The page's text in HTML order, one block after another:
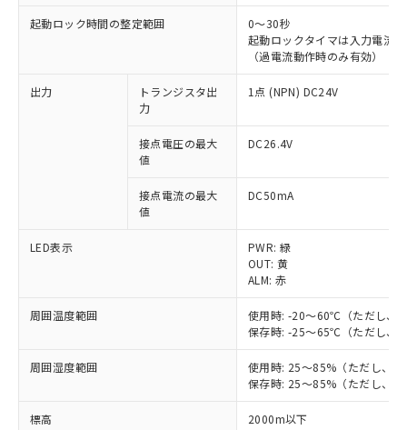
起動ロック時間の整定範囲
0～30秒
起動ロックタイマは入力電流
（過電流動作時のみ有効）
出力
トランジスタ出
力
1点 (NPN) DC24V
接点電圧の最大
値
DC26.4V
接点電流の最大
値
DC50mA
LED表示
PWR: 緑
OUT: 黄
ALM: 赤
周囲温度範囲
使用時: -20～60℃（ただし、
保存時: -25～65℃（ただし、
周囲湿度範囲
使用時: 25～85%（ただし、
保存時: 25～85%（ただし、
標高 2000m以下
ご利用条件
以下の条件をお読みいただき、同意のうえ
対応済み：EU RoHS指令（10物質）の
非含有に対応した製品が提供可能な商品で
す。
有に対応した製品に切り替える予定のある
対応予定なし：EU RoHS指令（10物質）の
非含有に非対応の商品で、対応品を出す予